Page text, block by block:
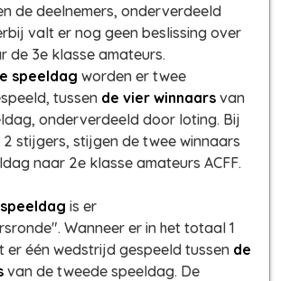
de deelnemers, onderverdeeld
valt er nog geen beslissing over
de 3e klasse amateurs.
speeldag worden er twee
tussen de vier winnaars van
onderverdeeld door loting. Bij
stijgers, stijgen de twee winnaars
naar 2e klasse amateurs ACFF.
is er
Wanneer er in het totaal 1
er één wedstrijd gespeeld tussen de
van de tweede speeldag. De